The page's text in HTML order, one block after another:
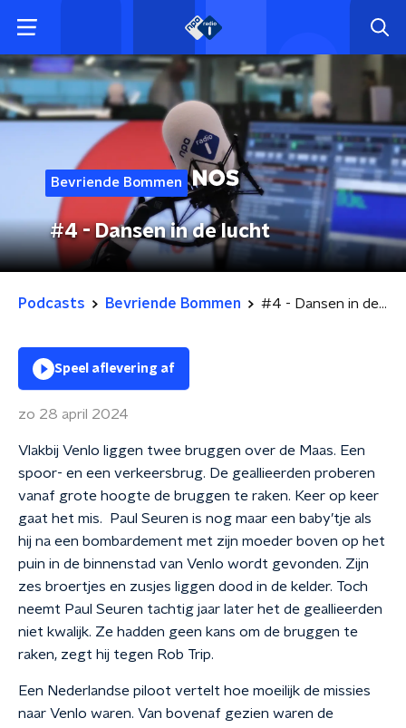
Bevriende Bommen
#4 - Dansen in de lucht
Podcasts Bevriende Bommen #4 - Dansen in de lucht
Speel aflevering af
zo 28 april 2024
Vlakbij Venlo liggen twee bruggen over de Maas. Een
spoor- en een verkeersbrug. De geallieerden proberen
vanaf grote hoogte de bruggen te raken. Keer op keer
gaat het mis. Paul Seuren is nog maar een baby’tje als
hij na een bombardement met zijn moeder boven op het
puin in de binnenstad van Venlo wordt gevonden. Zijn
zes broertjes en zusjes liggen dood in de kelder. Toch
neemt Paul Seuren tachtig jaar later het de geallieerden
niet kwalijk. Ze hadden geen kans om de bruggen te
raken, zegt hij tegen Rob Trip.
Een Nederlandse piloot vertelt hoe moeilijk de missies
naar Venlo waren. Van bovenaf gezien waren de